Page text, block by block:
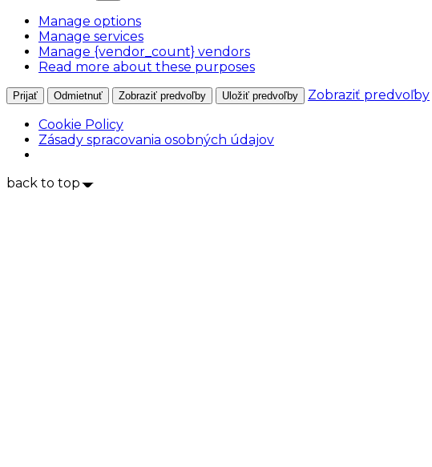
Manage options
Manage services
Manage {vendor_count} vendors
Read more about these purposes
Prijať Odmietnuť Zobraziť predvoľby Uložiť predvoľby
Zobraziť predvoľby
Cookie Policy
Zásady spracovania osobných údajov
back to top